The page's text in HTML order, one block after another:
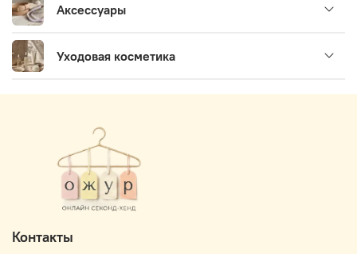
Аксессуары
Уходовая косметика
Контакты